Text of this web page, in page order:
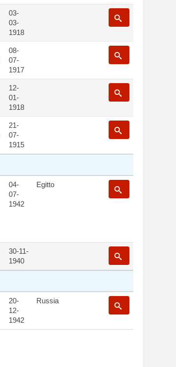
03-
03-
1918
08-
07-
1917
12-
01-
1918
21-
07-
1915
04-
07-
1942
Egitto
30-11-
1940
20-
12-
1942
Russia